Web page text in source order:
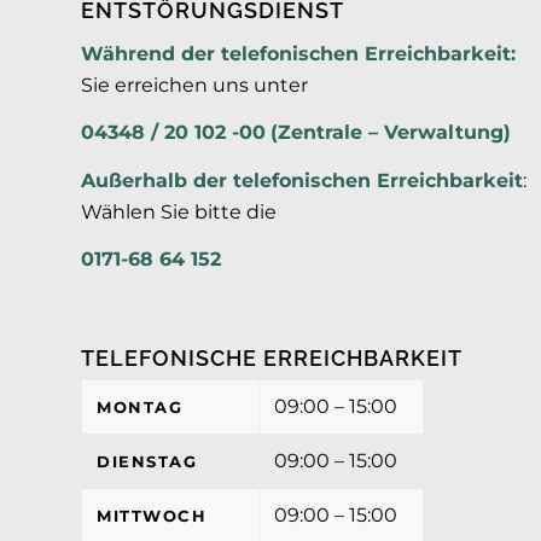
ENTSTÖRUNGSDIENST
Während der telefonischen Erreichbarkeit:
Sie erreichen uns unter
04348 / 20 102 -00 (Zentrale – Verwaltung)
Außerhalb der telefonischen Erreichbarkeit:
Wählen Sie bitte die
0171-68 64 152
TELEFONISCHE ERREICHBARKEIT
MONTAG 09:00 – 15:00
DIENSTAG 09:00 – 15:00
MITTWOCH 09:00 – 15:00